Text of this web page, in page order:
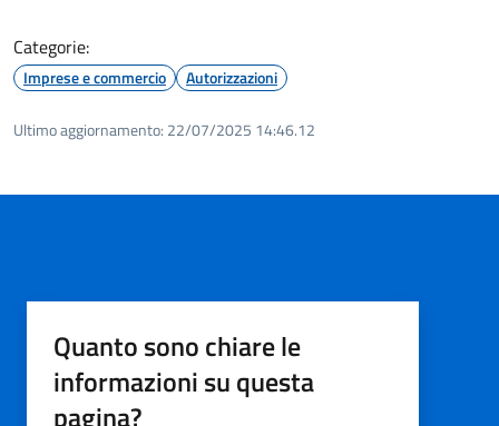
Categorie:
Imprese e commercio Autorizzazioni
Ultimo aggiornamento: 22/07/2025 14:46.12
Quanto sono chiare le
informazioni su questa
pagina?